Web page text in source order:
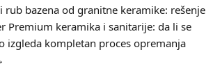
rub bazena od granitne keramike: rešenje
Premium keramika i sanitarije: da li se
izgleda kompletan proces opremanja